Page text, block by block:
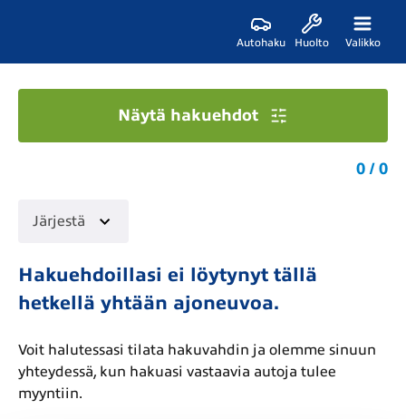
Autohaku Huolto Valikko
Näytä hakuehdot
0 / 0
Järjestä
Hakuehdoillasi ei löytynyt tällä
hetkellä yhtään ajoneuvoa.
Voit halutessasi tilata hakuvahdin ja olemme sinuun
yhteydessä, kun hakuasi vastaavia autoja tulee
myyntiin.